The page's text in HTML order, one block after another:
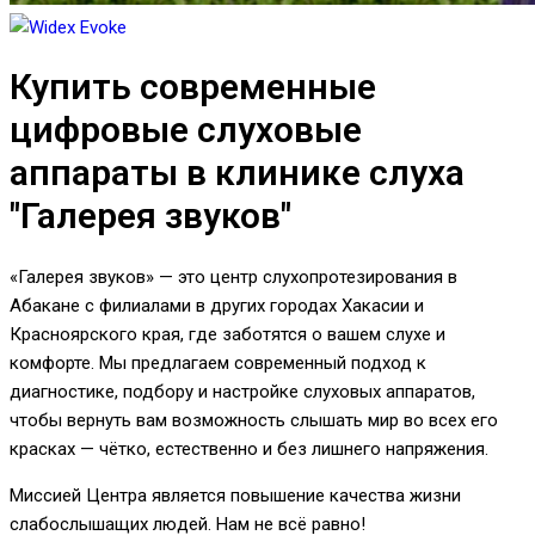
Купить современные
цифровые слуховые
аппараты в клинике слуха
"Галерея звуков"
«Галерея звуков» — это центр слухопротезирования в
Абакане с филиалами в других городах Хакасии и
Красноярского края, где заботятся о вашем слухе и
комфорте. Мы предлагаем современный подход к
диагностике, подбору и настройке слуховых аппаратов,
чтобы вернуть вам возможность слышать мир во всех его
красках — чётко, естественно и без лишнего напряжения.
Миссией Центра является повышение качества жизни
слабослышащих людей. Нам не всё равно!